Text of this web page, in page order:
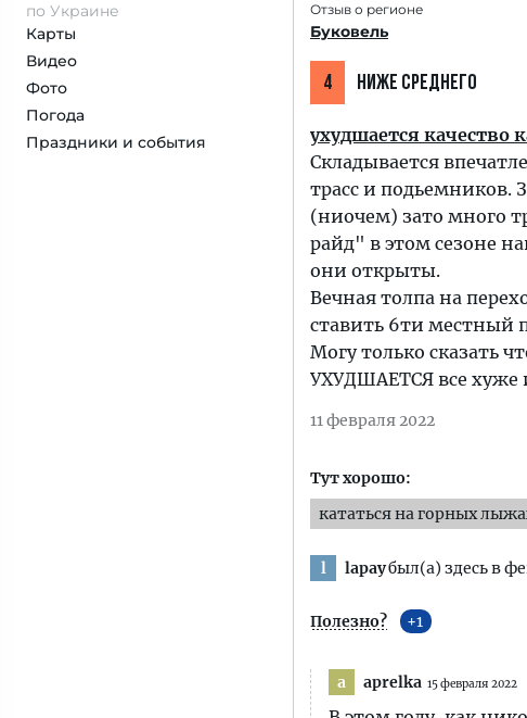
по Украине
Карты
Видео
Фото
Погода
Праздники и события
Отзыв о регионе
Буковель
4 НИЖЕ СРЕДНЕГО
ухудшается качество
Складывается
трасс и подьемников.
(ниочем) зато много
райд" в этом сезоне
они открыты.
Вечная толпа на
ставить 6ти местный
Могу только сказать
УХУДШАЕТСЯ все хуже
11 февраля 2022
Тут хорошо:
кататься на горных
l lapayбыл(а) здесь в
Полезно? 1
a aprelka 15 февраля 2022